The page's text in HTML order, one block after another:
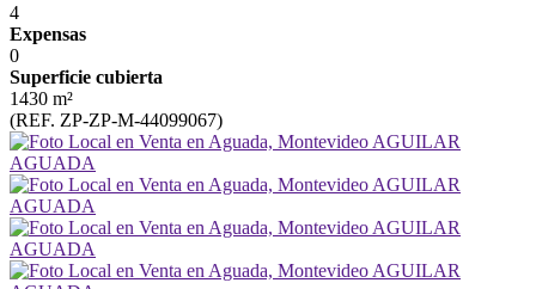
4
Expensas
0
Superficie cubierta
1430 m²
(REF. ZP-ZP-M-44099067)